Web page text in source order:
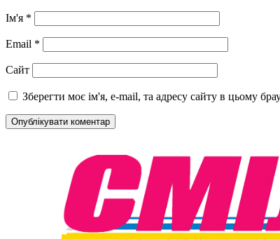
Ім'я *
Email *
Сайт
Зберегти моє ім'я, e-mail, та адресу сайту в цьому